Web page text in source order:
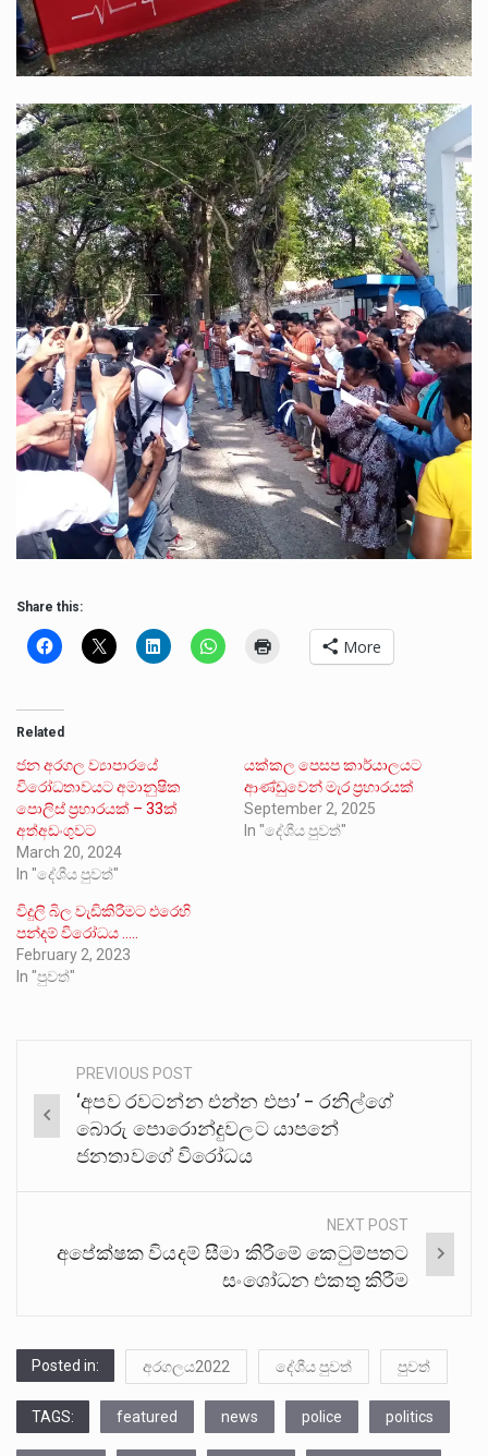
Share this:
More
Related
ජන අරගල ව්‍යාපාරයේ
විරෝධතාවයට අමානුෂික
පොලිස් ප්‍රහාරයක් – 33ක්
අත්අඩංගුවට
March 20, 2024
In "දේශීය පුවත්"
යක්කල පෙසප කාර්යාලයට
ආණ්ඩුවෙන් මැර ප්‍රහාරයක්
September 2, 2025
In "දේශීය පුවත්"
විදුලි බිල වැඩිකිරීමට එරෙහි
පන්දම් විරෝධය …..
February 2, 2023
In "පුවත්"
Post
navigation
PREVIOUS POST
‘අපව රවටන්න එන්න එපා’ – රනිල්ගේ
බොරු පොරොන්දුවලට යාපනේ
ජනතාවගේ විරෝධය
NEXT POST
අපේක්ෂක වියදම් සීමා කිරීමේ කෙටුම්පතට
සංශෝධන එකතු කිරීම
Posted in: අරගලය2022 දේශීය පුවත් පුවත්
TAGS: featured news police politics